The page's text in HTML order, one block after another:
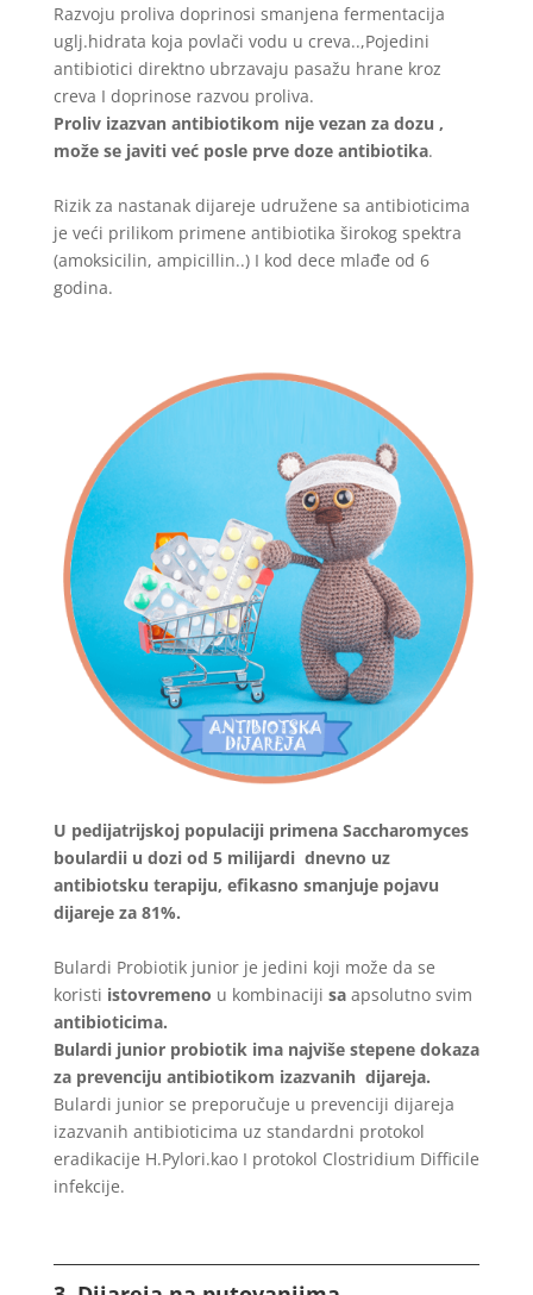
Razvoju proliva doprinosi smanjena fermentacija
uglj.hidrata koja povlači vodu u creva..,Pojedini
antibiotici direktno ubrzavaju pasažu hrane kroz
creva I doprinose razvou proliva.
Proliv izazvan antibiotikom nije vezan za dozu ,
može se javiti već posle prve doze antibiotika.
Rizik za nastanak dijareje udružene sa antibioticima
je veći prilikom primene antibiotika širokog spektra
(amoksicilin, ampicillin..) I kod dece mlađe od 6
godina.
U pedijatrijskoj populaciji primena Saccharomyces
boulardii u dozi od 5 milijardi dnevno uz
antibiotsku terapiju, efikasno smanjuje pojavu
dijareje za 81%.
Bulardi Probiotik junior je jedini koji može da se
koristi istovremeno u kombinaciji saapsolutno svim
antibioticima.
Bulardi junior probiotik ima najviše stepene dokaza
za prevenciju antibiotikom izazvanih dijareja.
Bulardi junior se preporučuje u prevenciji dijareja
izazvanih antibioticima uz standardni protokol
eradikacije H.Pylori.kao I protokol Clostridium Difficile
infekcije.